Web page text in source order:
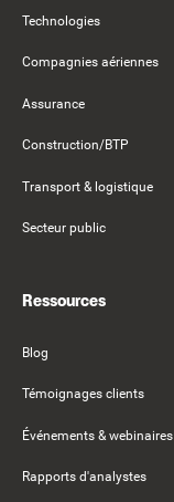
Technologies
Compagnies aériennes
Assurance
Construction/BTP
Transport & logistique
Secteur public
Ressources
Blog
Témoignages clients
Événements & webinaires
Rapports d'analystes